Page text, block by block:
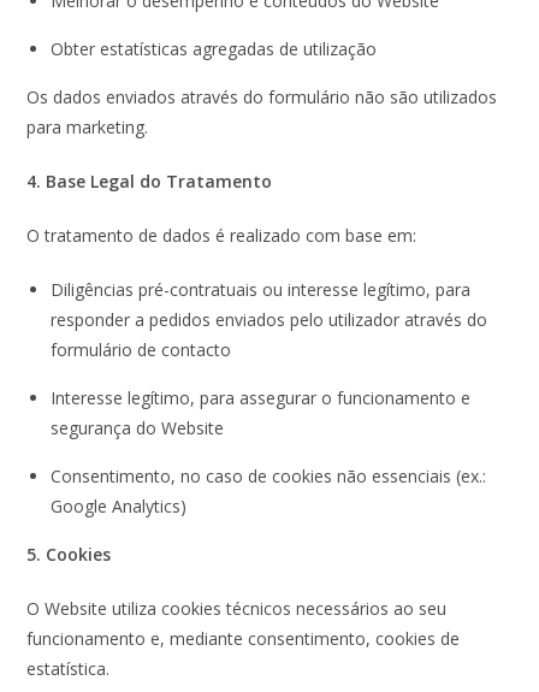
Obter estatísticas agregadas de utilização
Os dados enviados através do formulário não são utilizados
para marketing.
4. Base Legal do Tratamento
O tratamento de dados é realizado com base em:
Diligências pré-contratuais ou interesse legítimo, para
responder a pedidos enviados pelo utilizador através do
formulário de contacto
Interesse legítimo, para assegurar o funcionamento e
segurança do Website
Consentimento, no caso de cookies não essenciais (ex.:
Google Analytics)
5. Cookies
O Website utiliza cookies técnicos necessários ao seu
funcionamento e, mediante consentimento, cookies de
estatística.